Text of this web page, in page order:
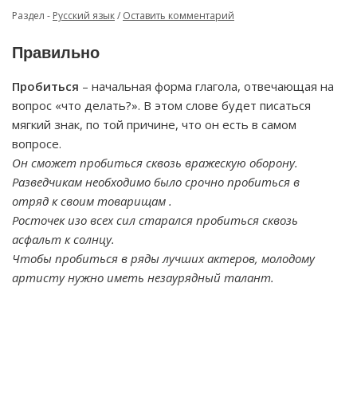
Раздел - Русский язык/ Оставить комментарий
Правильно
Пробиться – начальная форма глагола, отвечающая на
вопрос «что делать?». В этом слове будет писаться
мягкий знак, по той причине, что он есть в самом
вопросе.
Он сможет пробиться сквозь вражескую оборону.
Разведчикам необходимо было срочно пробиться в
отряд к своим товарищам .
Росточек изо всех сил старался пробиться сквозь
асфальт к солнцу.
Чтобы пробиться в ряды лучших актеров, молодому
артисту нужно иметь незаурядный талант.